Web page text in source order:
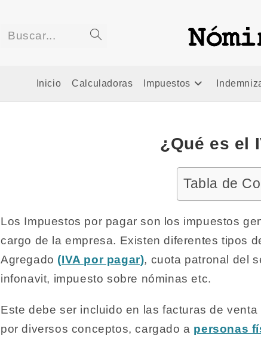
Buscar...
búsqueda
Inicio Calculadoras Impuestos
¿Qué es el
Tabla de
Los Impuestos por pagar son los impuestos
cargo de la empresa. Existen diferentes tipos
Agregado (IVA por pagar), cuota patronal del
infonavit, impuesto sobre nóminas etc.
Este debe ser incluido en las facturas de
por diversos conceptos, cargado a personas